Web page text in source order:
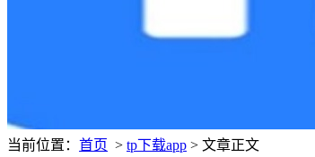
当前位置： 首页 > tp下载app > 文章正文